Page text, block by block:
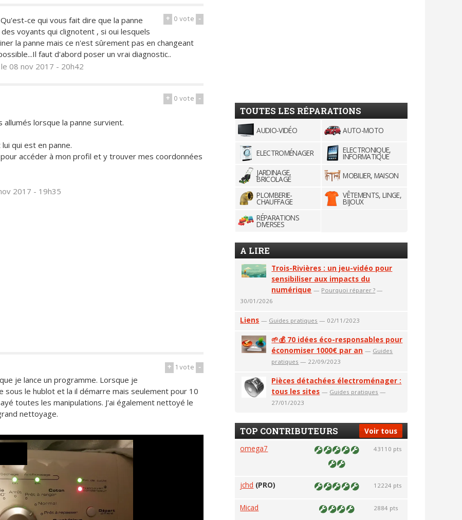
+ 0vote -
ce qui vous fait dire que la panne
voyants qui clignotent , si oui lesquels
la panne mais ce n'est sûrement pas en changeant
faut d'abord poser un vrai diagnostic..
le 08 nov 2017 - 20h42
+ 0vote -
lorsque la panne survient.
qui est en panne.
accéder à mon profil et y trouver mes coordonnées
2017 - 19h35
+ 1vote -
je lance un programme. Lorsque je
sous le hublot et la il démarre mais seulement pour 10
toutes les manipulations. J'ai également nettoyé le
nettoyage.
TOUTES LES RÉPARATIONS
AUDIO-VIDÉO AUTO-MOTO
ELECTROMÉNAGER ELECTRONIQUE,
INFORMATIQUE
JARDINAGE,
BRICOLAGE
MOBILIER, MAISON
PLOMBERIE-
CHAUFFAGE
VÊTEMENTS, LINGE,
BIJOUX
RÉPARATIONS
DIVERSES
A LIRE
Trois-Rivières : un jeu-vidéo pour
sensibiliser aux impacts du
numérique — Pourquoi réparer ? —
30/01/2026
Liens — Guides pratiques — 02/11/2023
🌱💰 70 idées éco-responsables pour
économiser 1000€ par an — Guides
pratiques — 22/09/2023
Pièces détachées électroménager :
tous les sites — Guides pratiques —
27/01/2023
Voir tous
TOP CONTRIBUTEURS
omega7 43110 pts
jchd (PRO) 12224 pts
Micad 2884 pts